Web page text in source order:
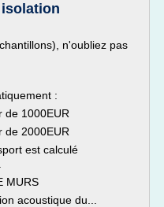
n'oubliez pas
:
de 1000EUR
de 2000EUR
est calculé
MURS
acoustique du...